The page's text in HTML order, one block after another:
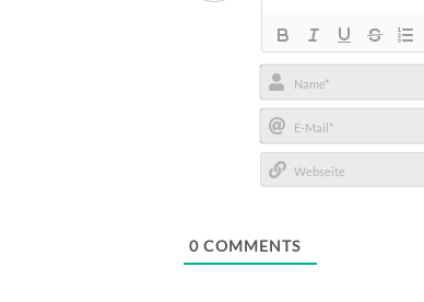
Name*
E-
Mail*
0 COMMENTS